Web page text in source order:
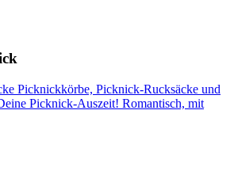
Picknickkörbe, Picknick-Rucksäcke und
Picknick-Auszeit! Romantisch, mit